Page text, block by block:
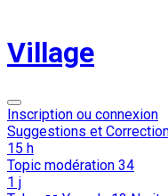
Village
Inscription ou connexion
Suggestions et
15 h
Topic modération 34
1 j